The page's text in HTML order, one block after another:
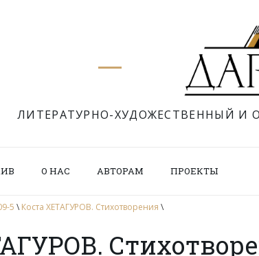
ЛИТЕРАТУРНО-ХУДОЖЕСТВЕННЫЙ И
О НАС АВТОРАМ ПРОЕКТЫ
5 \ Коста ХЕТАГУРОВ. Стихотворения \